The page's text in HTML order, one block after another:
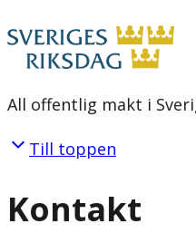
All offentlig makt i
Till toppen
Kontakt